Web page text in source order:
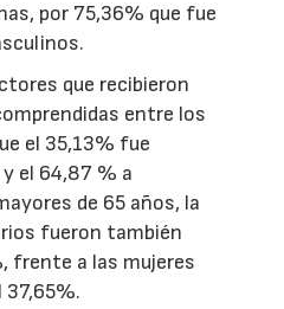
por 75,36% que fue
que recibieron
entre los
el 35,13% fue
el 64,87 % a
de 65 años, la
fueron también
frente a las mujeres
37,65%.